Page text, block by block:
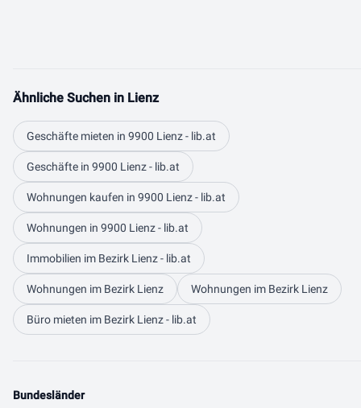
Ähnliche Suchen in Lienz
Geschäfte mieten in 9900 Lienz - lib.at
Geschäfte in 9900 Lienz - lib.at
Wohnungen kaufen in 9900 Lienz - lib.at
Wohnungen in 9900 Lienz - lib.at
Immobilien im Bezirk Lienz - lib.at
Wohnungen im Bezirk Lienz Wohnungen im Bezirk Lienz
Büro mieten im Bezirk Lienz - lib.at
Bundesländer